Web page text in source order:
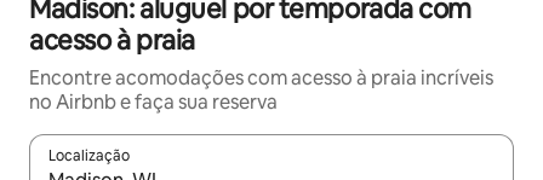
Madison: aluguel por temporada com
acesso à praia
Encontre acomodações com acesso à praia incríveis
no Airbnb e faça sua reserva
Localização